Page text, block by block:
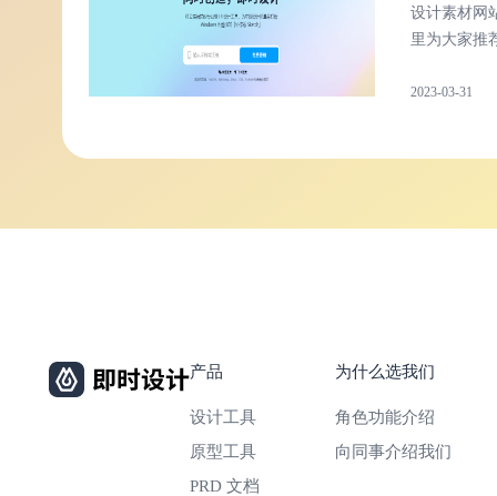
设计素材网
里为大家推
的资源社区
2023-03-31
产品
设计工具
原型工具
PRD 文档
为什么选我们
角色功能介绍
向同事介绍我们